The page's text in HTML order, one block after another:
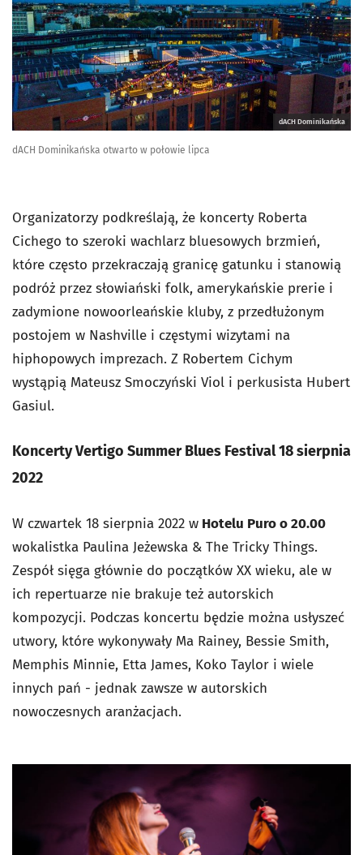
dACH Dominikańska
dACH Dominikańska otwarto w połowie lipca
Organizatorzy podkreślają, że koncerty Roberta
Cichego to szeroki wachlarz bluesowych brzmień,
które często przekraczają granicę gatunku i stanowią
podróż przez słowiański folk, amerykańskie prerie i
zadymione nowoorleańskie kluby, z przedłużonym
postojem w Nashville i częstymi wizytami na
hiphopowych imprezach. Z Robertem Cichym
wystąpią Mateusz Smoczyński Viol i perkusista Hubert
Gasiul.
Koncerty Vertigo Summer Blues Festival 18 sierpnia
2022
W czwartek 18 sierpnia 2022 w Hotelu Puro o 20.00
wokalistka Paulina Jeżewska & The Tricky Things.
Zespół sięga głównie do początków XX wieku, ale w
ich repertuarze nie brakuje też autorskich
kompozycji. Podczas koncertu będzie można usłyszeć
utwory, które wykonywały Ma Rainey, Bessie Smith,
Memphis Minnie, Etta James, Koko Taylor i wiele
innych pań - jednak zawsze w autorskich
nowoczesnych aranżacjach.